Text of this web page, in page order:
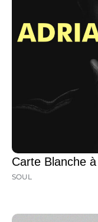
Carte Blanche
SOUL